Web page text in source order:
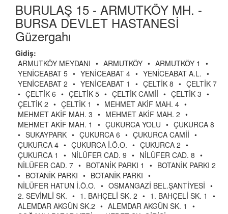
BURULAŞ 15 - ARMUTKÖY MH. -
BURSA DEVLET HASTANESİ
Güzergahı
Gidiş:
ARMUTKÖY MEYDANI • ARMUTKÖY • ARMUTKÖY 1
•
YENİCEABAT 5 • YENİCEABAT 4 • YENİCEABAT A.L. •
YENİCEABAT 2 • YENİCEABAT 1 • ÇELTİK 8 • ÇELTİK 7
• ÇELTİK 6 • ÇELTİK 5 • ÇELTİK CAMİİ • ÇELTİK 3 •
ÇELTİK 2 • ÇELTİK 1 • MEHMET AKİF MAH. 4 •
MEHMET AKİF MAH. 3 • MEHMET AKİF MAH. 2 •
MEHMET AKİF MAH. 1
• ÇUKURCA YOLU • ÇUKURCA 8
• SUKAYPARK • ÇUKURCA 6 • ÇUKURCA CAMİİ •
ÇUKURCA 4 • ÇUKURCA İ.Ö.O. • ÇUKURCA 2 •
ÇUKURCA 1
• NİLÜFER CAD. 9 • NİLÜFER CAD. 8 •
NİLÜFER CAD. 7 • BOTANİK PARKI 1 • BOTANİK PARKI 2
• BOTANİK PARKI • BOTANİK PARKI •
NİLÜFER HATUN İ.Ö.O. • OSMANGAZİ BEL.ŞANTİYESİ •
2. SEVİMLİ SK. • 1. BAHÇELİ SK. 2 • 1. BAHÇELİ SK. 1
•
ALEMDAR AKGÜN SK.2 • ALEMDAR AKGÜN SK. 1
•